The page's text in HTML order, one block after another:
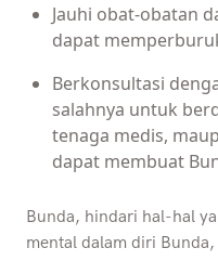
Jauhi obat-obatan
dapat
Berkonsultasi
salahnya untuk
tenaga medis,
dapat membuat
Bunda, hindari hal-hal
mental dalam diri